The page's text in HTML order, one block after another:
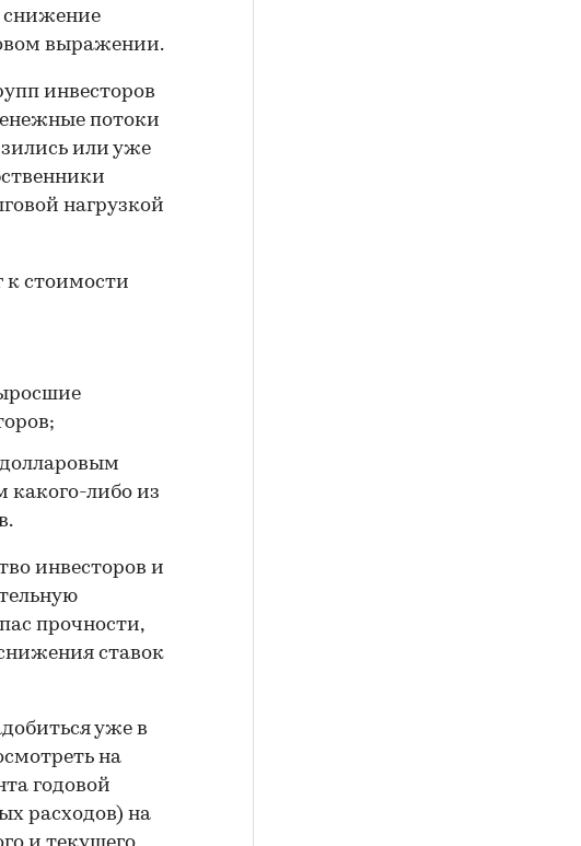
снижение
выражении.
инвесторов
потоки
или уже
нагрузкой
к стоимости
какого-либо из
инвесторов и
прочности,
ставок
уже в
на
годовой
расходов) на